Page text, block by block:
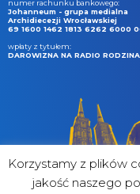
numer rachunku bankowego:
Johanneum - grupa medialna
Archidiecezji Wrocławskiej
69 1600 1462 1813 6262 6000
wpłaty z tytułem:
DAROWIZNA NA RADIO RODZINA
Korzystamy z plików
jakość naszego